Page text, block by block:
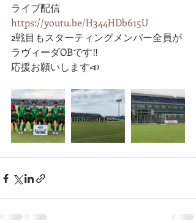
ライブ配信
https://youtu.be/H344HDb615U
2戦目もスターティングメンバー全員が
ラヴィーダOBです‼️
応援お願いします📣